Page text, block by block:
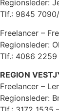
Regionsleder:
Tlf.: 9845
Freelancer –
Regionsleder:
Tlf.: 4086 2259
REGION
Freelancer –
Regionsleder: